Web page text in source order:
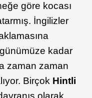
göre kocası
İngilizler
kadar
zaman zaman
Birçok Hintli
olarak